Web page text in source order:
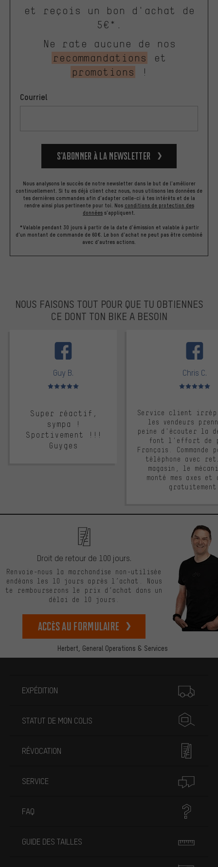
et reçois un bon d'achat de
5€*.
Ne rate aucune de nos
recommandations
et
promotions
!
Courriel
S’abonner à la newsletter
Nous analysons le succès de notre newsletter dans le but de l'améliorer
continuellement. Si tu es déjà client chez nous, nous utilisons les données de
tes dernières commandes afin d'adapter celle-ci à tes intérêts et de la
rendre ainsi plus pertinente pour toi. Nos conditions de protection des
données s'appliquent.
*Valable pendant 30 jours à partir de la date d'émission et valable à partir
d'un montant de commande de 60€. Le bon d'achat ne peut pas être combiné
avec d'autres actions.
NOUS FAISONS TOUT POUR QUE TU OBTIENNES
CE DONT TON BIKE A BESOIN
Guy B.
Note moyenne : 5 sur 5
Super réactif,
sympa !
Sportivement !!!
Guyges
Chris C.
Note moyenne :
Service client
les vendeurs
peine d'écouter la
font l'effort de
Français. Commande
téléphone avec
magasin, le
monté mes axes et
Herbert, General Operations & Services
Droit de retour de 100 jours.
Renvoie-nous la marchandise non-utilisée
endéans les 10 jours après l’achat. Nous
te rembourserons le prix d’achat dans un
délai de 10 jours.
Accès au formulaire
EXPÉDITION
STATUT DE MON COLIS
RÉVOCATION
SERVICE
FAQ
GUIDE DES TAILLES